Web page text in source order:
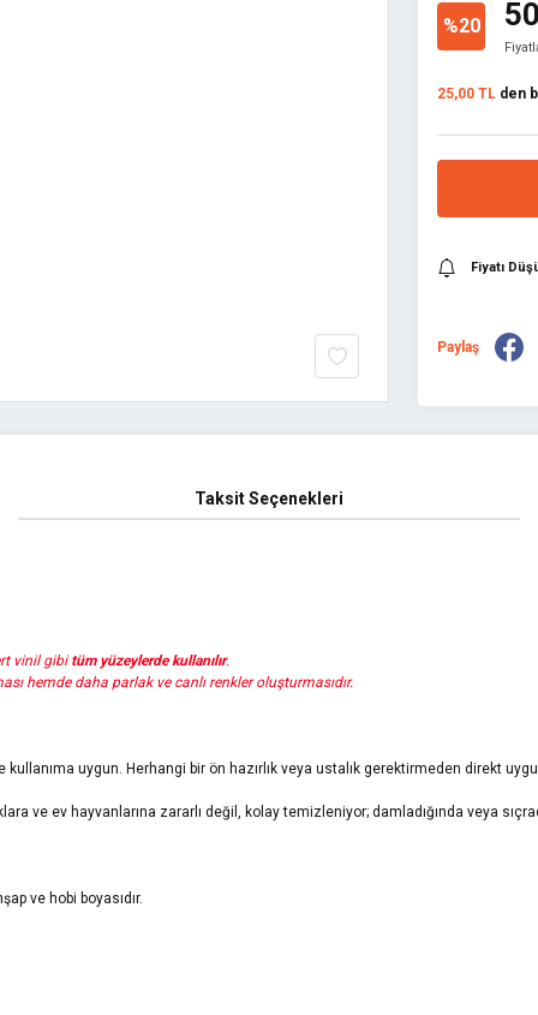
%20
25,00 TL den
Fiyatı
Paylaş
Taksit Seçenekleri
vinil gibi tüm yüzeylerde kullanılır.
hemde daha parlak ve canlı renkler oluşturmasıdır.
uygun. Herhangi bir ön hazırlık veya ustalık gerektirmeden direkt
ve ev hayvanlarına zararlı değil, kolay temizleniyor; damladığında veya
ve hobi boyasıdır.